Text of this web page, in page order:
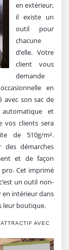
en extérieur,
il existe un
outil pour
chacune
d’elle. Votre
client vous
demande
en
avec son sac de
et
vos clients sera
de 510g/m².
des démarches
et de façon
Cet imprimé
un outil non-
en intérieur dans
leur boutique.
AVEC